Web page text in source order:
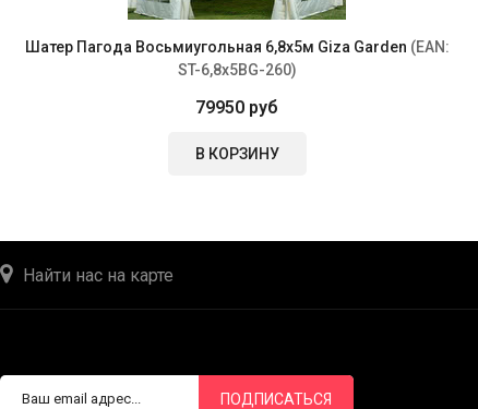
Шатер Пагода Восьмиугольная 6,8х5м Giza Garden (EAN:
ST-6,8x5BG-260)
79950 руб
В КОРЗИНУ
Найти нас на карте
ПОДПИСАТЬСЯ